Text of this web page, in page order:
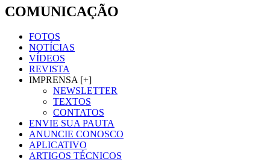
COMUNICAÇÃO
FOTOS
NOTÍCIAS
VÍDEOS
REVISTA
IMPRENSA [+]
NEWSLETTER
TEXTOS
CONTATOS
ENVIE SUA PAUTA
ANUNCIE CONOSCO
APLICATIVO
ARTIGOS TÉCNICOS